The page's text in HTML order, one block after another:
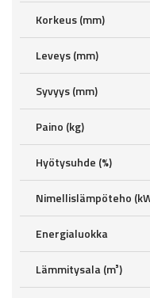
Korkeus (mm)
Leveys (mm)
Syvyys (mm)
Paino (kg)
Hyötysuhde (%)
Nimellislämpöteho
Energialuokka
Lämmitysala (m³)